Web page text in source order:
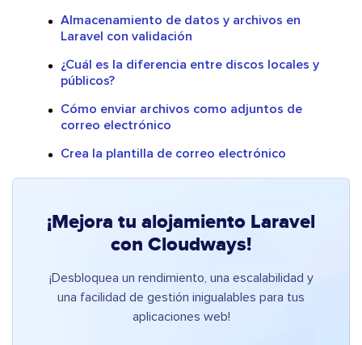
Almacenamiento de datos y archivos en
Laravel con validación
¿Cuál es la diferencia entre discos locales y
públicos?
Cómo enviar archivos como adjuntos de
correo electrónico
Crea la plantilla de correo electrónico
¡Mejora tu alojamiento Laravel
con Cloudways!
¡Desbloquea un rendimiento, una escalabilidad y
una facilidad de gestión inigualables para tus
aplicaciones web!